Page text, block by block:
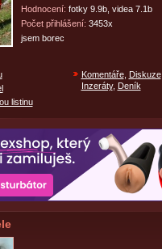
Hodnocení: fotky 9.9b, videa 7.1b
Počet přihlášení: 3453x
jsem borec
listinu
Komentáře, Diskuze,
Inzeráty, Deník